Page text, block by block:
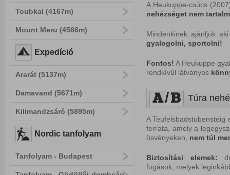
Toubkal (4167m)
Mount Meru (4566m)
Expedíció
Ararát (5137m)
Damavand (5671m)
Kilimandzsáró (5895m)
Nordic tanfolyam
Tanfolyam - Budapest
A Heukuppe-csúcs
nehézséget nem
Mindenkinek ajánljuk
gyalogolni, sportolni!
Fontos! A Heukuppe
rendkívül látványos
Túra
A Teufelsbadstubensteig
ferrata, amely a
ösvényeken, nem túl
Biztosítási elemek:
fogások, melyek